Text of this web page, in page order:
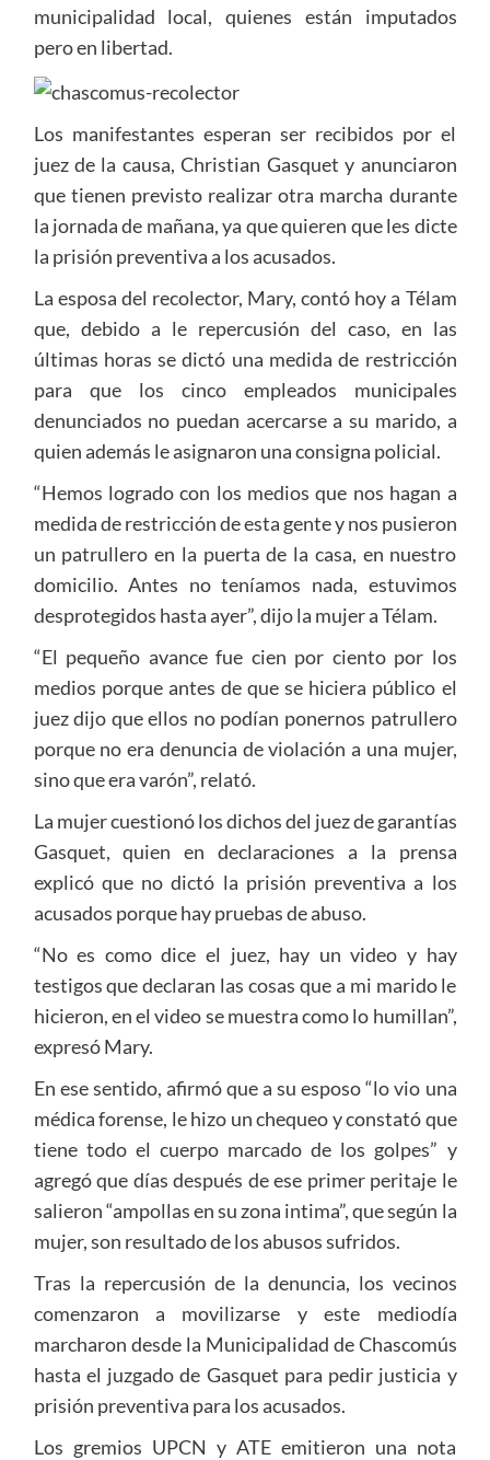
municipalidad local, quienes están imputados
pero en libertad.
Los manifestantes esperan ser recibidos por el
juez de la causa, Christian Gasquet y anunciaron
que tienen previsto realizar otra marcha durante
la jornada de mañana, ya que quieren que les dicte
la prisión preventiva a los acusados.
La esposa del recolector, Mary, contó hoy a Télam
que, debido a le repercusión del caso, en las
últimas horas se dictó una medida de restricción
para que los cinco empleados municipales
denunciados no puedan acercarse a su marido, a
quien además le asignaron una consigna policial.
“Hemos logrado con los medios que nos hagan a
medida de restricción de esta gente y nos pusieron
un patrullero en la puerta de la casa, en nuestro
domicilio. Antes no teníamos nada, estuvimos
desprotegidos hasta ayer”, dijo la mujer a Télam.
“El pequeño avance fue cien por ciento por los
medios porque antes de que se hiciera público el
juez dijo que ellos no podían ponernos patrullero
porque no era denuncia de violación a una mujer,
sino que era varón”, relató.
La mujer cuestionó los dichos del juez de garantías
Gasquet, quien en declaraciones a la prensa
explicó que no dictó la prisión preventiva a los
acusados porque hay pruebas de abuso.
“No es como dice el juez, hay un video y hay
testigos que declaran las cosas que a mi marido le
hicieron, en el video se muestra como lo humillan”,
expresó Mary.
En ese sentido, afirmó que a su esposo “lo vio una
médica forense, le hizo un chequeo y constató que
tiene todo el cuerpo marcado de los golpes” y
agregó que días después de ese primer peritaje le
salieron “ampollas en su zona intima”, que según la
mujer, son resultado de los abusos sufridos.
Tras la repercusión de la denuncia, los vecinos
comenzaron a movilizarse y este mediodía
marcharon desde la Municipalidad de Chascomús
hasta el juzgado de Gasquet para pedir justicia y
prisión preventiva para los acusados.
Los gremios UPCN y ATE emitieron una nota